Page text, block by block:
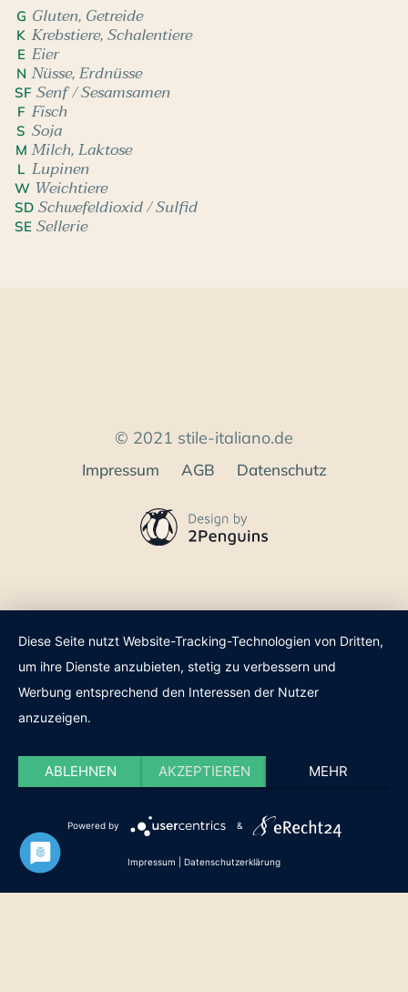
G Gluten, Getreide
K Krebstiere, Schalentiere
E Eier
N Nüsse, Erdnüsse
SF Senf / Sesamsamen
F Fisch
S Soja
M Milch, Laktose
L Lupinen
W Weichtiere
SD Schwefeldioxid / Sulfid
SE Sellerie
© 2021 stile-italiano.de
Impressum AGB Datenschutz
Diese Seite nutzt Website-Tracking-Technologien von Dritten,
um ihre Dienste anzubieten, stetig zu verbessern und
Werbung entsprechend den Interessen der Nutzer
anzuzeigen.
ABLEHNEN AKZEPTIEREN MEHR
Powered by &
Impressum Datenschutzerklärung